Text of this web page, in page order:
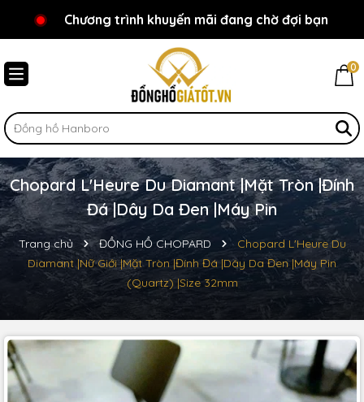
Chào mừng bạn đến với Đồnghồgiátốt.vn!
Chương trình khuyến mãi đang chờ đợi bạn
0
Chopard L'Heure Du Diamant |Mặt Tròn |Đính
Đá |Dây Da Đen |Máy Pin
Trang chủ ĐỒNG HỒ CHOPARD
Chopard L'Heure Du
Diamant |Nữ Giới |Mặt Tròn |Đính Đá |Dây Da Đen |Máy Pin
(Quartz) |Size 32mm